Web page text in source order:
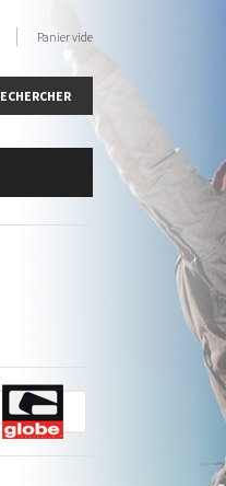
Panier vide